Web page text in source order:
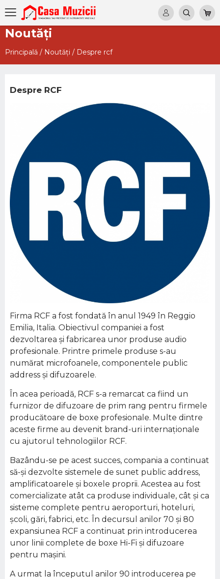
Noutăți
Principală / Noutăți / Despre rcf
Despre RCF
Firma RCF a fost fondată în anul 1949 în Reggio
Emilia, Italia. Obiectivul companiei a fost
dezvoltarea şi fabricarea unor produse audio
profesionale. Printre primele produse s-au
numărat microfoanele, componentele public
address şi difuzoarele.
În acea perioadă, RCF s-a remarcat ca fiind un
furnizor de difuzoare de prim rang pentru firmele
producătoare de boxe profesionale. Multe dintre
aceste firme au devenit brand-uri internaţionale
cu ajutorul tehnologiilor RCF.
Bazându-se pe acest succes, compania a continuat
să-şi dezvolte sistemele de sunet public address,
amplificatoarele şi boxele proprii. Acestea au fost
comercializate atât ca produse individuale, cât şi ca
sisteme complete pentru aeroporturi, hoteluri,
şcoli, gări, fabrici, etc. În decursul anilor 70 şi 80
expansiunea RCF a continuat prin introducerea
unor linii complete de boxe Hi-Fi şi difuzoare
pentru maşini.
A urmat la începutul anilor 90 introducerea pe